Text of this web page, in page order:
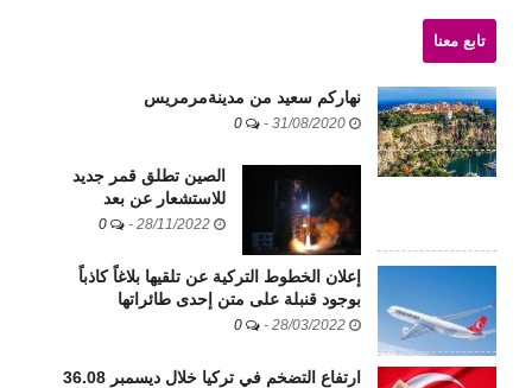
تابع معنا
نهاركم سعيد من مدينةمرمريس
-
الصين تطلق قمر جديد
للاستشعار عن بعد
-
إعلان الخطوط التركية عن تلقيها بلاغاً كاذباً
بوجود قنبلة على متن إحدى طائراتها
-
ارتفاع التضخم في تركيا خلال ديسمبر 36.08